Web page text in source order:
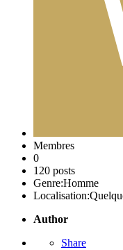
Membres
0
120 posts
Genre:Homme
Localisation:
Author
Share